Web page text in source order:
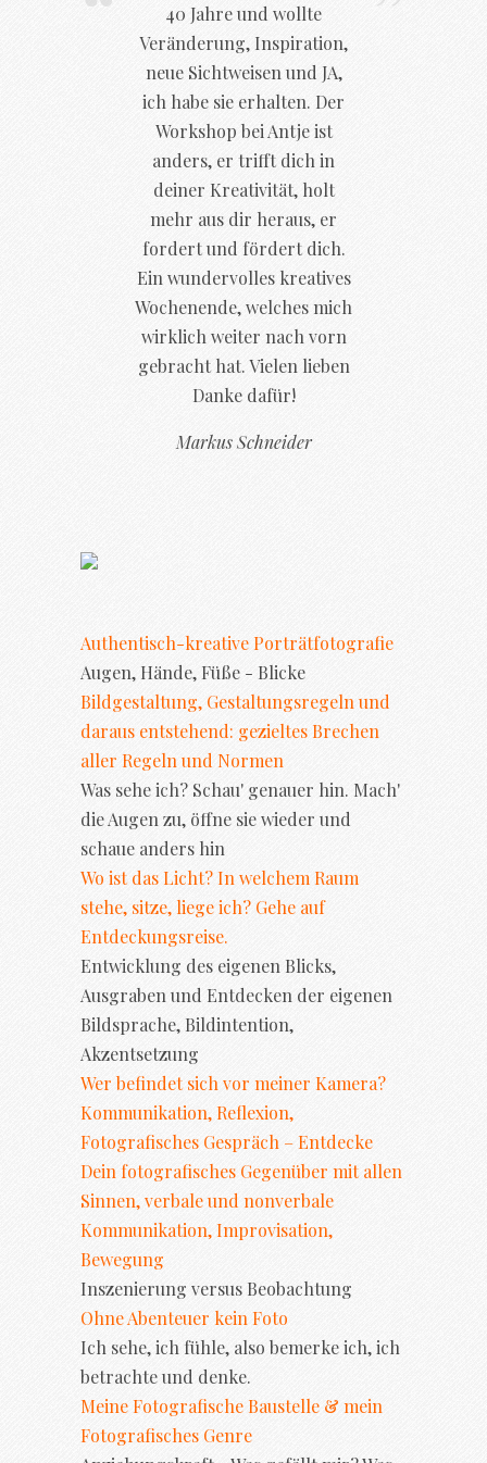
40 Jahre und wollte
Veränderung, Inspiration,
neue Sichtweisen und JA,
ich habe sie erhalten. Der
Workshop bei Antje ist
anders, er trifft dich in
deiner Kreativität, holt
mehr aus dir heraus, er
fordert und fördert dich.
Ein wundervolles kreatives
Wochenende, welches mich
wirklich weiter nach vorn
gebracht hat. Vielen lieben
Danke dafür!
Markus Schneider
Authentisch-kreative Porträtfotografie
Augen, Hände, Füße - Blicke
Bildgestaltung, Gestaltungsregeln und
daraus entstehend: gezieltes Brechen
aller Regeln und Normen
Was sehe ich? Schau' genauer hin. Mach'
die Augen zu, öffne sie wieder und
schaue anders hin
Wo ist das Licht? In welchem Raum
stehe, sitze, liege ich? Gehe auf
Entdeckungsreise.
Entwicklung des eigenen Blicks,
Ausgraben und Entdecken der eigenen
Bildsprache, Bildintention,
Akzentsetzung
Wer befindet sich vor meiner Kamera?
Kommunikation, Reflexion,
Fotografisches Gespräch – Entdecke
Dein fotografisches Gegenüber mit allen
Sinnen, verbale und nonverbale
Kommunikation, Improvisation,
Bewegung
Inszenierung versus Beobachtung
Ohne Abenteuer kein Foto
Ich sehe, ich fühle, also bemerke ich, ich
betrachte und denke.
Meine Fotografische Baustelle & mein
Fotografisches Genre